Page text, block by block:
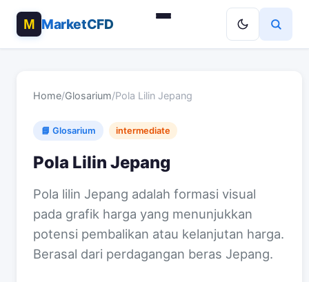
MarketCFD
Home/Glosarium/Pola Lilin Jepang
📘 Glosarium intermediate
Pola Lilin Jepang
Pola lilin Jepang adalah formasi visual
pada grafik harga yang menunjukkan
potensi pembalikan atau kelanjutan harga.
Berasal dari perdagangan beras Jepang.